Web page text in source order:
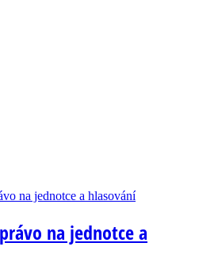
na jednotce a hlasování
na jednotce a